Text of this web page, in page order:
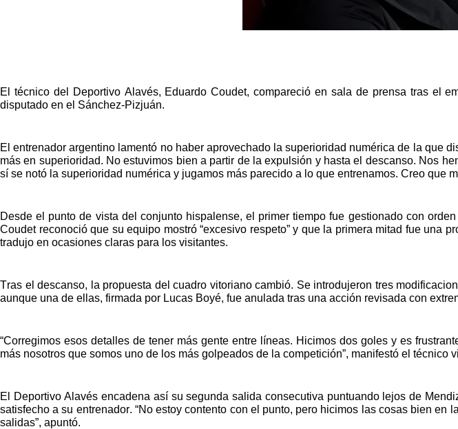
El técnico del Deportivo Alavés, Eduardo Coudet, compareció en sala de prensa tras el
disputado en el Sánchez-Pizjuán.
El entrenador argentino lamentó no haber aprovechado la superioridad numérica de la que
más en superioridad. No estuvimos bien a partir de la expulsión y hasta el descanso. Nos
sí se notó la superioridad numérica y jugamos más parecido a lo que entrenamos. Creo que
Desde el punto de vista del conjunto hispalense, el primer tiempo fue gestionado con
Coudet reconoció que su equipo mostró “excesivo respeto” y que la primera mitad fue
tradujo en ocasiones claras para los visitantes.
Tras el descanso, la propuesta del cuadro vitoriano cambió. Se introdujeron tres
aunque una de ellas, firmada por Lucas Boyé, fue anulada tras una acción revisada con
“Corregimos esos detalles de tener más gente entre líneas. Hicimos dos goles y es
más nosotros que somos uno de los más golpeados de la competición”, manifestó el técnico
El Deportivo Alavés encadena así su segunda salida consecutiva puntuando lejos de
satisfecho a su entrenador. “No estoy contento con el punto, pero hicimos las cosas bien
salidas”, apuntó.